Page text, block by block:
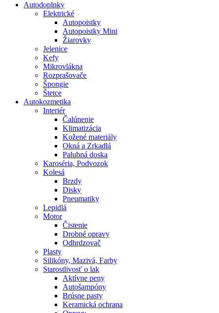
Autodoplnky
Elektrické
Autopoistky
Autopoistky Mini
Žiarovky
Jelenice
Kefy
Mikrovlákna
Rozprašovače
Špongie
Štetce
Autokozmetika
Interiér
Čalúnenie
Klimatizácia
Kožené materiály
Okná a Zrkadlá
Palubná doska
Karoséria, Podvozok
Kolesá
Brzdy
Disky
Pneumatiky
Lepidlá
Motor
Čistenie
Drobné opravy
Odhrdzovač
Plasty
Silikóny, Mazivá, Farby
Starostlivosť o lak
Aktívne peny
Autošampóny
Brúsne pasty
Keramická ochrana